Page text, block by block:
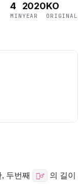
4
MIN
2020
YEAR
KO
ORIGINAL
두번째 🙇‍♂️
의 길이